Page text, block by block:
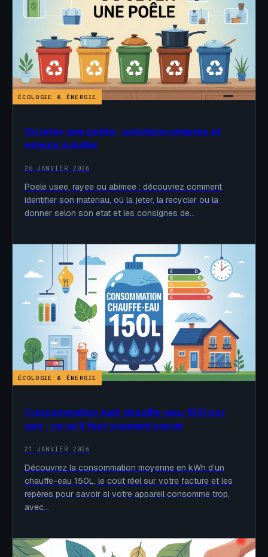
ÉCOLOGIE & ÉNERGIE
Où jeter une poêle : solutions simples et
erreurs à éviter
26 JANVIER 2026
Poele usee, rayee ou abimee : découvrez comment
identifier son materiau, où la jeter, la recycler ou la
donner selon son etat et les consignes de…
ÉCOLOGIE & ÉNERGIE
Consommation kwh chauffe-eau 150l par
jour : ce qu’il faut vraiment savoir
21 JANVIER 2026
Découvrez la consommation moyenne en kWh d’un
chauffe-eau 150L, le coût réel sur votre facture et les
repères pour savoir si votre appareil consomme trop,
avec…